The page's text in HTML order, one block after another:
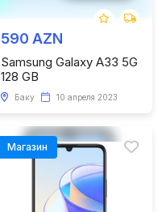
590 AZN
Samsung Galaxy A33 5G
128 GB
Баку 10 апреля 2023
Магазин